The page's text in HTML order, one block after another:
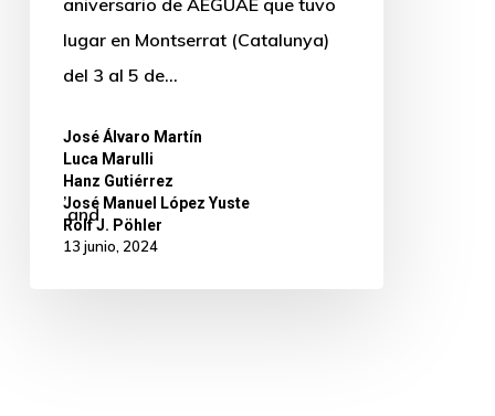
lugar en Montserrat (Catalunya)
del 3 al 5 de…
José Álvaro Martín
,Luca Marulli
,Hanz Gutiérrez
,
José Manuel López Yuste
and
Rolf J. Pöhler
13 junio, 2024